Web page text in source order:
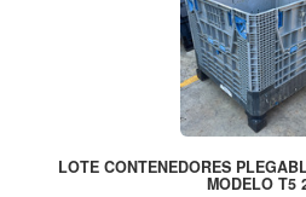
LOTE CONTENEDORES
MODELO T5